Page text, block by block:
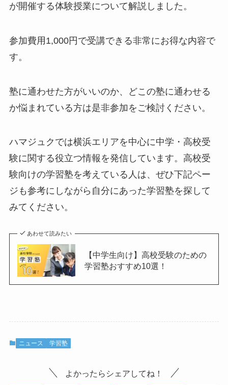
が開催する体験授業について解説しました。
参加費用1,000円で受講できる非常にお得な内容で
す。
塾に通わせた方がいいのか、どこの塾に通わせる
か悩まれている方は是非参加をご検討ください。
ハマジュクでは横浜エリアを中心に中学・高校受
験に関する役立つ情報を発信しています。高校受
験向けの学習塾を考えている人は、ぜひ下記ペー
ジも参考にしながら自分にあった学習塾を探して
みてください。
あわせて読みたい
【中学生向け】高校受験のための
学習塾おすすめ10選！
ニュース 学習塾
よかったらシェアしてね！